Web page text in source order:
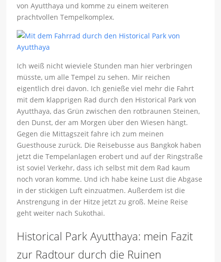
von Ayutthaya und komme zu einem weiteren
prachtvollen Tempelkomplex.
Ich weiß nicht wieviele Stunden man hier verbringen
müsste, um alle Tempel zu sehen. Mir reichen
eigentlich drei davon. Ich genieße viel mehr die Fahrt
mit dem klapprigen Rad durch den Historical Park von
Ayutthaya, das Grün zwischen den rotbraunen Steinen,
den Dunst, der am Morgen über den Wiesen hängt.
Gegen die Mittagszeit fahre ich zum meinen
Guesthouse zurück. Die Reisebusse aus Bangkok haben
jetzt die Tempelanlagen erobert und auf der Ringstraße
ist soviel Verkehr, dass ich selbst mit dem Rad kaum
noch voran komme. Und ich habe keine Lust die Abgase
in der stickigen Luft einzuatmen. Außerdem ist die
Anstrengung in der Hitze jetzt zu groß. Meine Reise
geht weiter nach Sukothai.
Historical Park Ayutthaya: mein Fazit
zur Radtour durch die Ruinen